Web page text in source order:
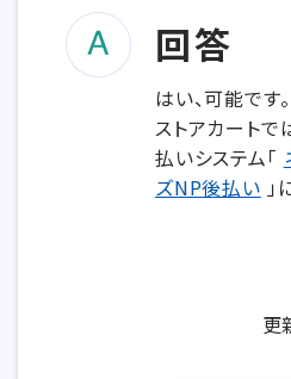
回答
はい、可能です。
ストアカート
払いシステム「
ズNP後払い 」
更